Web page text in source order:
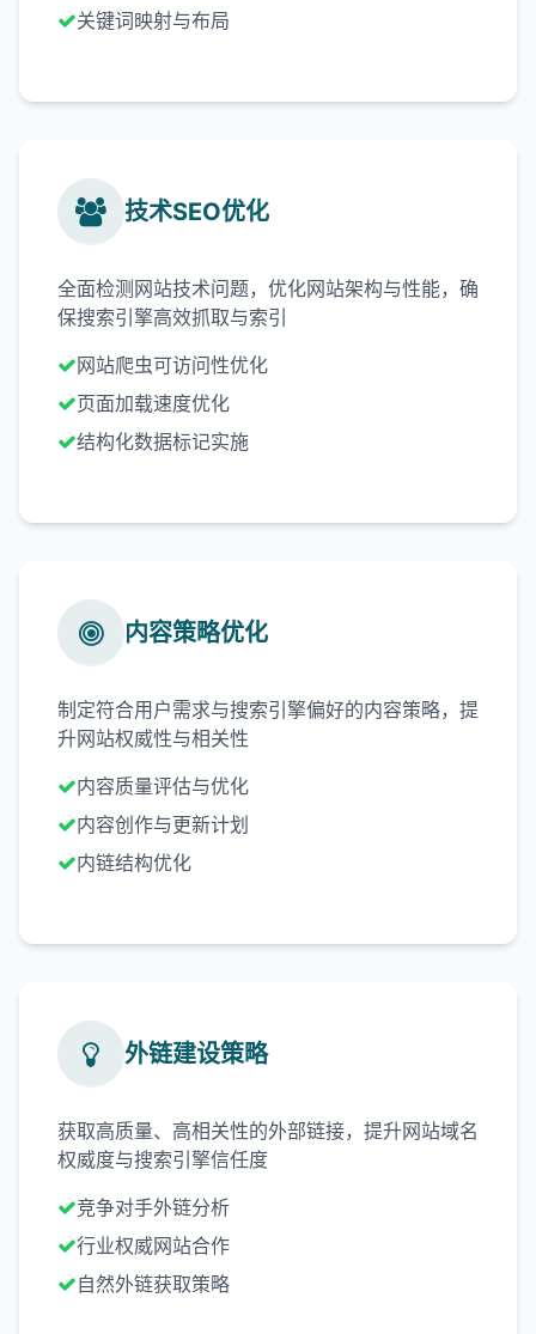
关键词映射与布局
技术SEO优化
全面检测网站技术问题，优化网站架构与性能，确
保搜索引擎高效抓取与索引
网站爬虫可访问性优化
页面加载速度优化
结构化数据标记实施
内容策略优化
制定符合用户需求与搜索引擎偏好的内容策略，提
升网站权威性与相关性
内容质量评估与优化
内容创作与更新计划
内链结构优化
外链建设策略
获取高质量、高相关性的外部链接，提升网站域名
权威度与搜索引擎信任度
竞争对手外链分析
行业权威网站合作
自然外链获取策略